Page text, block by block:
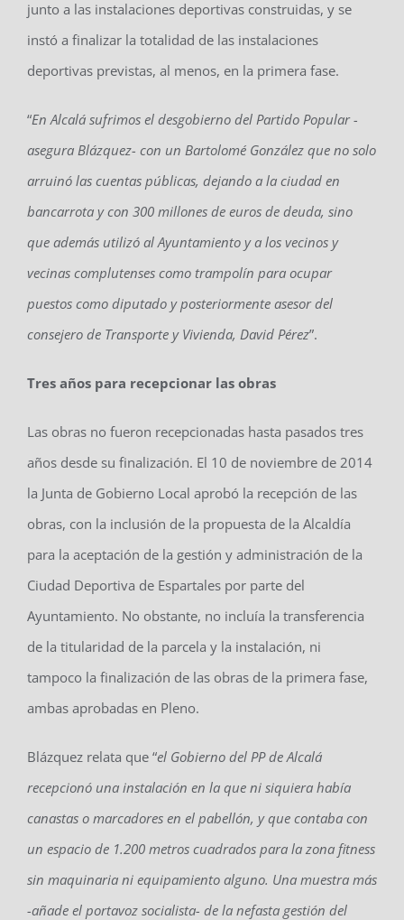
junto a las instalaciones deportivas construidas, y se
instó a finalizar la totalidad de las instalaciones
deportivas previstas, al menos, en la primera fase.
“En Alcalá sufrimos el desgobierno del Partido Popular -
asegura Blázquez- con un Bartolomé González que no solo
arruinó las cuentas públicas, dejando a la ciudad en
bancarrota y con 300 millones de euros de deuda, sino
que además utilizó al Ayuntamiento y a los vecinos y
vecinas complutenses como trampolín para ocupar
puestos como diputado y posteriormente asesor del
consejero de Transporte y Vivienda, David Pérez”.
Tres años para recepcionar las obras
Las obras no fueron recepcionadas hasta pasados tres
años desde su finalización. El 10 de noviembre de 2014
la Junta de Gobierno Local aprobó la recepción de las
obras, con la inclusión de la propuesta de la Alcaldía
para la aceptación de la gestión y administración de la
Ciudad Deportiva de Espartales por parte del
Ayuntamiento. No obstante, no incluía la transferencia
de la titularidad de la parcela y la instalación, ni
tampoco la finalización de las obras de la primera fase,
ambas aprobadas en Pleno.
Blázquez relata que “el Gobierno del PP de Alcalá
recepcionó una instalación en la que ni siquiera había
canastas o marcadores en el pabellón, y que contaba con
un espacio de 1.200 metros cuadrados para la zona fitness
sin maquinaria ni equipamiento alguno. Una muestra más
-añade el portavoz socialista- de la nefasta gestión del